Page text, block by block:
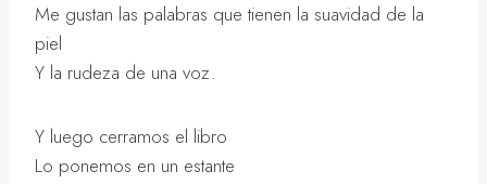
Me gustan las palabras que tienen la suavidad de la
piel
Y la rudeza de una voz.
Y luego cerramos el libro
Lo ponemos en un estante